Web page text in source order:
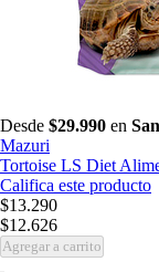
Desde $29.990 en
Mazuri
Tortoise LS Diet
Califica este producto
$13.290
$12.626
Agregar a carrito